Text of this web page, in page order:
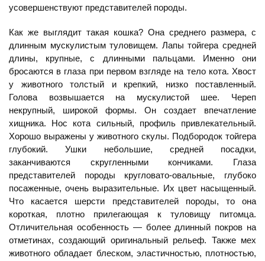
усовершенствуют представителей породы.
Как же выглядит такая кошка? Она среднего размера, с
длинным мускулистым туловищем. Лапы тойгера средней
длины, крупные, с длинными пальцами. Именно они
бросаются в глаза при первом взгляде на тело кота. Хвост
у животного толстый и крепкий, низко поставленный.
Голова возвышается на мускулистой шее. Череп
некрупный, широкой формы. Он создает впечатление
хищника. Нос кота сильный, профиль привлекательный.
Хорошо выражены у животного скулы. Подбородок тойгера
глубокий. Ушки небольшие, средней посадки,
заканчиваются скругленными кончиками. Глаза
представителей породы кругловато-овальные, глубоко
посаженные, очень выразительные. Их цвет насыщенный.
Что касается шерсти представителей породы, то она
короткая, плотно прилегающая к туловищу питомца.
Отличительная особенность — более длинный покров на
отметинах, создающий оригинальный рельеф. Также мех
животного обладает блеском, эластичностью, плотностью,